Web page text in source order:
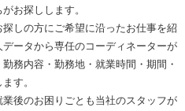
お探しします。
しの方にご希望に沿ったお仕事を紹
ータから専任のコーディネーターが
務内容・勤務地・就業時間・期間・
す。
後のお困りごとも当社のスタッフが